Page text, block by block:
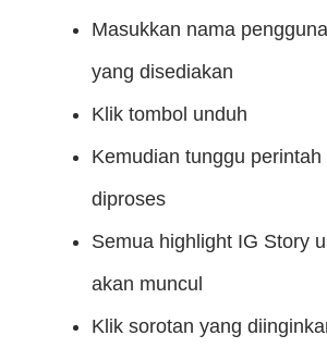
Masukkan nama
yang disediakan
Klik tombol unduh
Kemudian tunggu perintah
diproses
Semua highlight IG Story
akan muncul
Klik sorotan yang